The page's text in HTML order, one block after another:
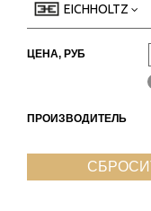
EICHHOLTZ
ЦЕНА, РУБ
ПРОИЗВОДИТЕЛЬ